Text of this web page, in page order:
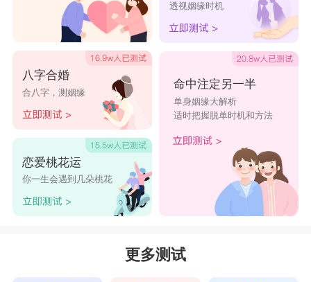
八字合婚
合八字，测姻缘
恋爱桃花运
你一生会遇到几朵桃花
透视姻缘时机
命中注定另一半
单身姻缘大解析
适时把握脱单时机和方法
更多测试